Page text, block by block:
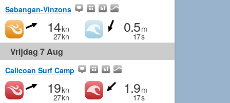
Golven
Matig
Sabangan-Vinzons
14kn
27kn
0.5m
17s
Vrijdag 7 Aug
Calicoan Surf Camp
19kn
27kn
1.9m
17s